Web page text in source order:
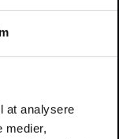
at analysere
medier,